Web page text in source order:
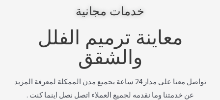
خدمات مجانية
معاينة ترميم الفلل
والشقق
تواصل معنا على مدار 24 ساعة بحميع مدن الممكلة لمعرفة المزيد
عن خدمتنا وما نقدمه لجميع العملاء اتصل نصل اينما كنت .